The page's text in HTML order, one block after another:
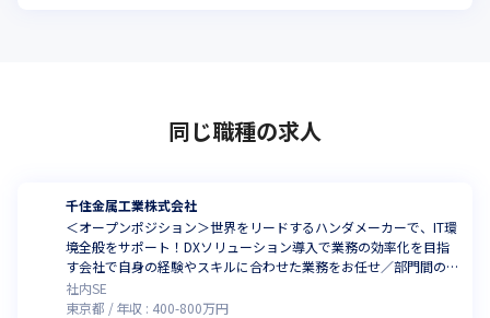
同じ職種の求人
千住金属工業株式会社
＜オープンポジション＞世界をリードするハンダメーカーで、IT環
境全般をサポート！DXソリューション導入で業務の効率化を目指
す会社で自身の経験やスキルに合わせた業務をお任せ／部門間の
連携が強く、風通しのよい職場環境
社内SE
東京都
年収 : 400-800万円